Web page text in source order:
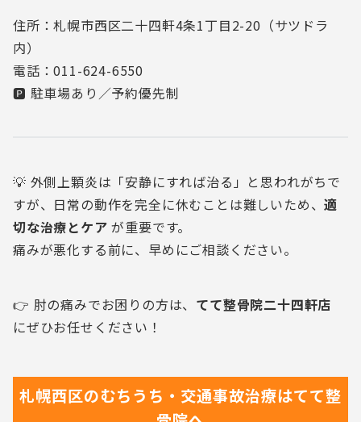
住所：札幌市西区二十四軒4条1丁目2-20（サツドラ
内）
電話：011-624-6550
🅿️ 駐車場あり／予約優先制
💡 外側上顆炎は「安静にすれば治る」と思われがちで
すが、日常の動作を完全に休むことは難しいため、適
切な治療とケア が重要です。
痛みが悪化する前に、早めにご相談ください。
👉 肘の痛みでお困りの方は、 てて整骨院二十四軒店
にぜひお任せください！
札幌西区のむちうち・交通事故治療はてて整